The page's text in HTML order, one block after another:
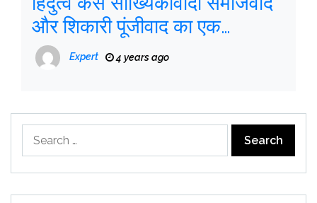
और शिकारी पूंजीवाद का एक
वैकल्पिक आख्यान हो सकता है
Expert 4 years ago
for: